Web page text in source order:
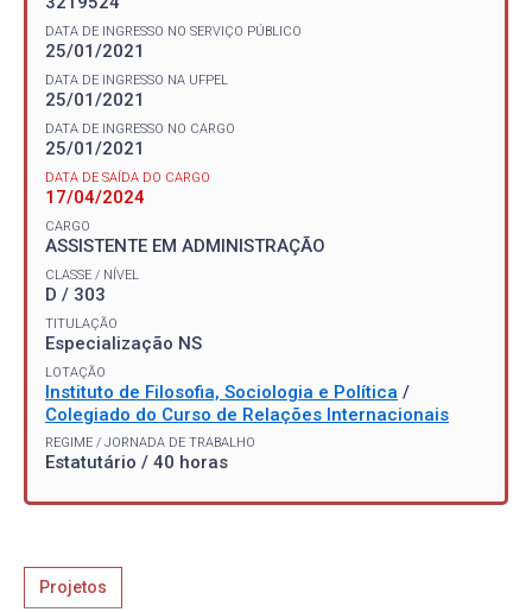
DATA DE INGRESSO NO SERVIÇO PÚBLICO
25/01/2021
DATA DE INGRESSO NA UFPEL
25/01/2021
DATA DE INGRESSO NO CARGO
25/01/2021
DATA DE SAÍDA DO CARGO
17/04/2024
CARGO
ASSISTENTE EM ADMINISTRAÇÃO
CLASSE / NÍVEL
D / 303
TITULAÇÃO
Especialização NS
LOTAÇÃO
Instituto de Filosofia, Sociologia e Política /
Colegiado do Curso de Relações Internacionais
REGIME / JORNADA DE TRABALHO
Estatutário / 40 horas
Projetos